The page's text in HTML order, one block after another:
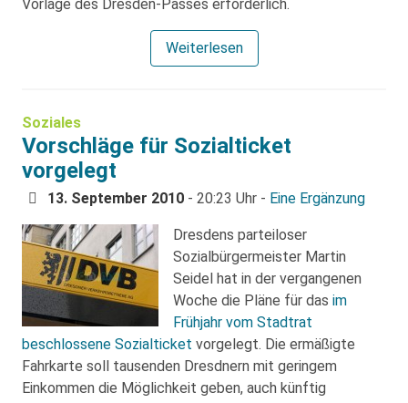
Vorlage des Dresden-Passes erforderlich.
Weiterlesen
Soziales
Vorschläge für Sozialticket
vorgelegt
13. September 2010 - 20:23 Uhr - Eine Ergänzung
Dresdens parteiloser
Sozialbürgermeister Martin
Seidel hat in der vergangenen
Woche die Pläne für das im
Frühjahr vom Stadtrat
beschlossene Sozialticket vorgelegt. Die ermäßigte
Fahrkarte soll tausenden Dresdnern mit geringem
Einkommen die Möglichkeit geben, auch künftig